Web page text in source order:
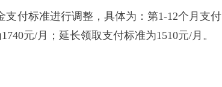
支付标准进行调整，具体为：第1-12个月支付
元/月；延长领取支付标准为1510元/月。